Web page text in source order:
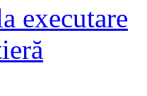
executare